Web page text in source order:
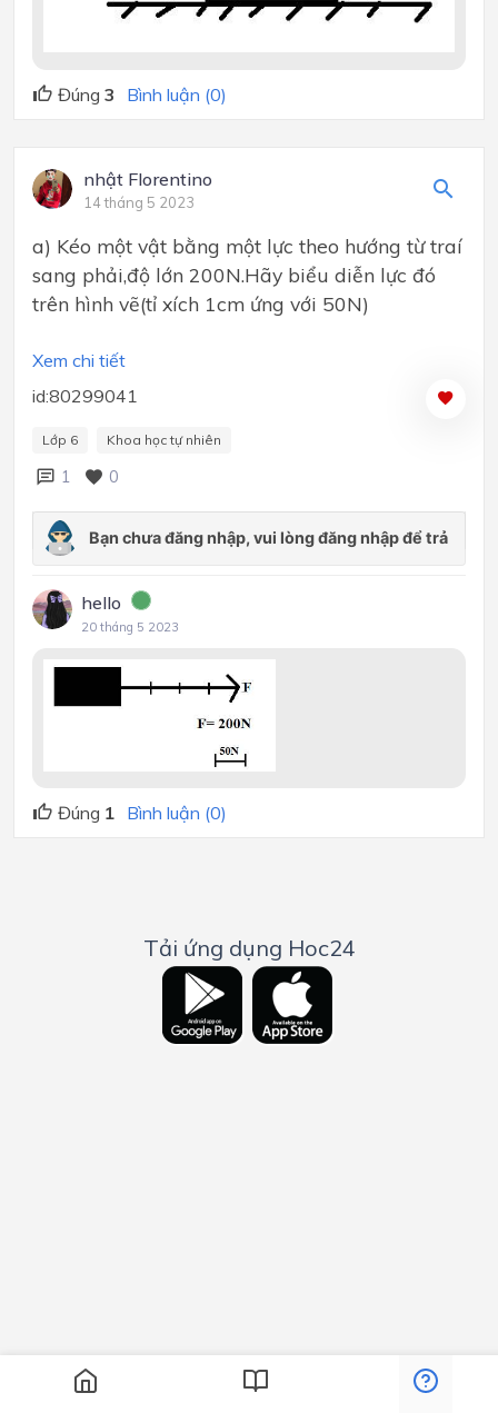
Đúng 3 Bình luận (0)
nhật Florentino
14 tháng 5 2023
a) Kéo một vật bằng một lực theo hướng từ traí
sang phải,độ lớn 200N.Hãy biểu diễn lực đó
trên hình vẽ(tỉ xích 1cm ứng với 50N)
Xem chi tiết
id:80299041
Lớp 6 Khoa học tự nhiên
1 0
hello
20 tháng 5 2023
Đúng 1 Bình luận (0)
Tải ứng dụng Hoc24